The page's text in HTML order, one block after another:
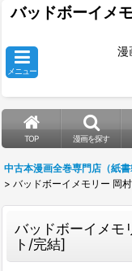
バッドボーイメ
メニュー
漫
TOP 漫画を探す
中古本漫画全巻専門店（紙
> バッドボーイメモリー 岡
バッドボーイメモ
ト/完結]